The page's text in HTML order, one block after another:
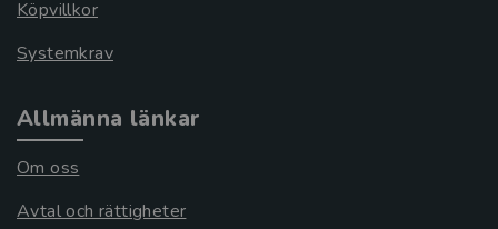
Köpvillkor
Systemkrav
Allmänna länkar
Om oss
Avtal och rättigheter